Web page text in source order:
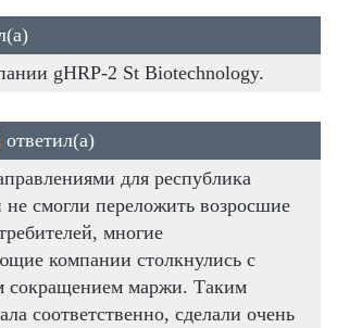
gHRP-2 St Biotechnology.
ответил(а)
для республика
не смогли переложить возросшие
многие
компании столкнулись с
сокращением маржи. Таким
соответственно, сделали очень